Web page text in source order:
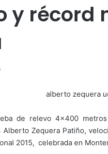
y récord
de relevo 4×400
Zequera Patiño,
2015, celebrada en